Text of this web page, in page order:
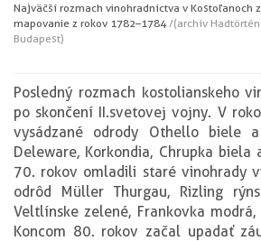
Najväčší rozmach vinohradníctva v Kostoľanoch
mapovanie z rokov 1782–1784/(archív
Budapest)
Posledný rozmach kostolianskeho
po skončení II.svetovej vojny. V
vysádzané odrody Othello biele
Deleware, Korkondia, Chrupka
70. rokov omladili staré vinohrady
odrôd Müller Thurgau, Rizling
Veltlínske zelené, Frankovka
Koncom 80. rokov začal upadať